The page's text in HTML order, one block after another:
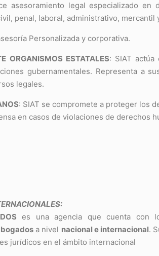
asesoramiento legal especializado en
penal, laboral, administrativo, mercantil
Personalizada y corporativa.
ORGANISMOS ESTATALES: SIAT actúa
gubernamentales. Representa a
legales.
: SIAT se compromete a proteger los
en casos de violaciones de derechos
es una agencia que cuenta con
a nivel nacional e internacional.
jurídicos en el ámbito internacional